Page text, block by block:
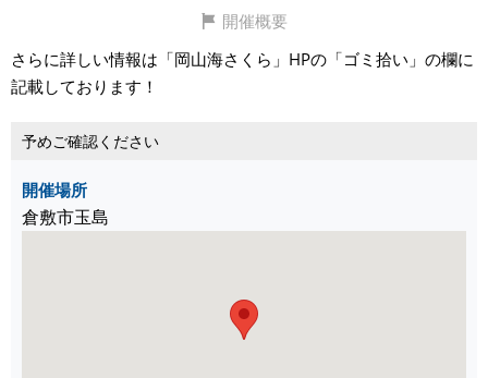
開催概要
さらに詳しい情報は「岡山海さくら」HPの「ゴミ拾い」の欄に
記載しております！
予めご確認ください
開催場所
倉敷市玉島